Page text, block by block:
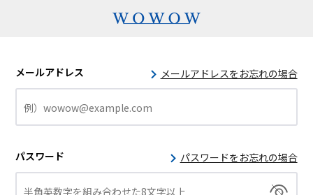
メールアドレス メールアドレスをお忘れの場合
パスワード パスワードをお忘れの場合